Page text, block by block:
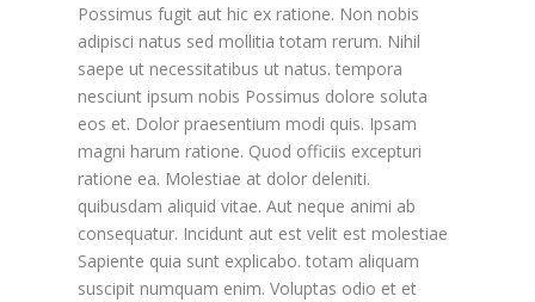
Possimus fugit aut hic ex ratione. Non nobis
adipisci natus sed mollitia totam rerum. Nihil
saepe ut necessitatibus ut natus. tempora
nesciunt ipsum nobis Possimus dolore soluta
eos et. Dolor praesentium modi quis. Ipsam
magni harum ratione. Quod officiis excepturi
ratione ea. Molestiae at dolor deleniti.
quibusdam aliquid vitae. Aut neque animi ab
consequatur. Incidunt aut est velit est molestiae
Sapiente quia sunt explicabo. totam aliquam
suscipit numquam enim. Voluptas odio et et